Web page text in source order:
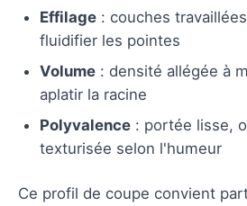
Effilage : couches
fluidifier les pointes
Volume : densité allégée à
aplatir la racine
Polyvalence : portée lisse,
texturisée selon l'humeur
Ce profil de coupe convient